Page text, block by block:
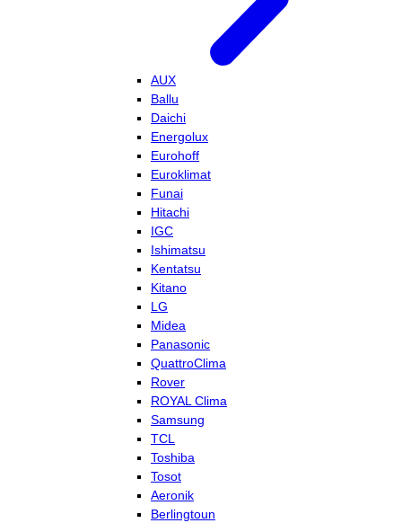
AUX
Ballu
Daichi
Energolux
Eurohoff
Euroklimat
Funai
Hitachi
IGC
Ishimatsu
Kentatsu
Kitano
LG
Midea
Panasonic
QuattroClima
Rover
ROYAL Clima
Samsung
TCL
Toshiba
Tosot
Aeronik
Berlingtoun